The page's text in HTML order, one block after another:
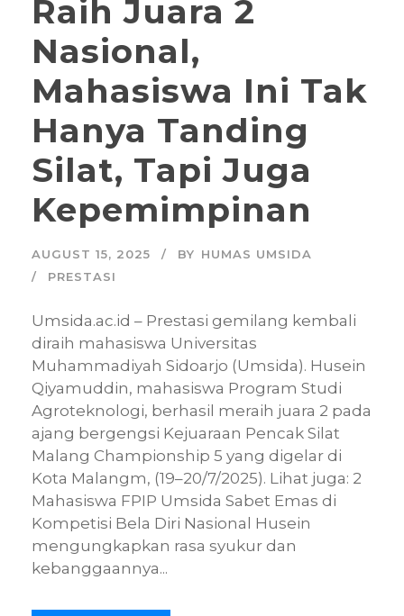
Raih Juara 2
Nasional,
Mahasiswa Ini Tak
Hanya Tanding
Silat, Tapi Juga
Kepemimpinan
AUGUST 15, 2025 BY HUMAS UMSIDA
PRESTASI
Umsida.ac.id – Prestasi gemilang kembali
diraih mahasiswa Universitas
Muhammadiyah Sidoarjo (Umsida). Husein
Qiyamuddin, mahasiswa Program Studi
Agroteknologi, berhasil meraih juara 2 pada
ajang bergengsi Kejuaraan Pencak Silat
Malang Championship 5 yang digelar di
Kota Malangm, (19–20/7/2025). Lihat juga: 2
Mahasiswa FPIP Umsida Sabet Emas di
Kompetisi Bela Diri Nasional Husein
mengungkapkan rasa syukur dan
kebanggaannya...